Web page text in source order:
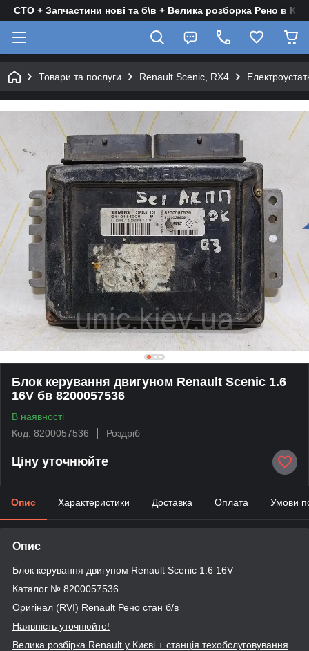
СТО + Запчастини нові та б\в + Велика розборка Рено в
Товари та послуги Renault Scenic, RX4
Блок керування двигуном Renault Scenic 1.6
16V бв 8200057536
В наявності
Код: 8200057536
Роздріб
Ціну уточнюйте
Опис Характеристики Доставка Оплата Умови
Опис
Блок керування двигуном Renault Scenic 1.6 16V
Каталог № 8200057536
Оригінал (RVI) Renault Рено стан б/в
Наявність уточнюйте!
Велика розбірка Renault у Києві + станція техобслуговування